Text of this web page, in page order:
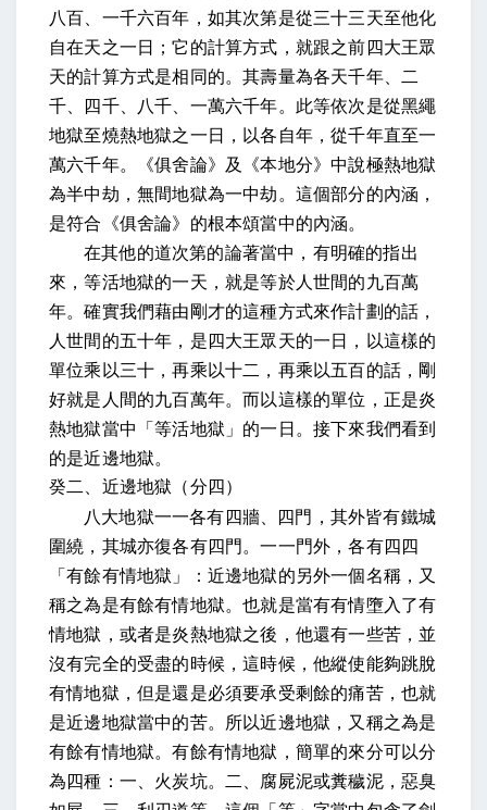
八百、一千六百年，如其次第是從三十三天至他化
自在天之一日
；它的計算方式，就跟之前四大王眾
天的計算方式是相同的。其壽量為各天千年、二
千、四千、八千、一萬六千年。此等依次是從黑繩
地獄至燒熱地獄之一日，以各自年，從千年直至一
萬六千年。
《俱舍論》及《本地分》中說極熱地獄
為半中劫，無間地獄為一中劫 。這個部分的內涵，
是符合《俱舍論》的根本頌當中的內涵。
在其他的道次第的論著當中，有明確的指出
來，等活地獄的一天，就是等於人世間的九百萬
年。確實我們藉由剛才的這種方式來作計劃的話，
人世間的五十年，是四大王眾天的一日，以這樣的
單位乘以三十，再乘以十二，再乘以五百的話，剛
好就是人間的九百萬年。而以這樣的單位，正是炎
熱地獄當中「等活地獄」的一日。接下來我們看到
的是近邊地獄。
癸二、近邊地獄（分四）
八大地獄一一各有四牆、四門，其外皆有鐵城
圍繞，其城亦復各有四門。一一門外，各有四四
「有餘有情地獄」： 近邊地獄的另外一個名稱，又
稱之為是有餘有情地獄。也就是當有有情墮入了有
情地獄，或者是炎熱地獄之後，他還有一些苦，並
沒有完全的受盡的時候，這時候，他縱使能夠跳脫
有情地獄，但是還是必須要承受剩餘的痛苦，也就
是近邊地獄當中的苦。所以近邊地獄，又稱之為是
有餘有情地獄。有餘有情地獄，簡單的來分可以分
為四種：一、 火炭坑。 二、 腐屍泥或糞穢泥，惡臭